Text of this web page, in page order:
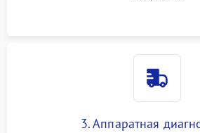
3. Аппаратная